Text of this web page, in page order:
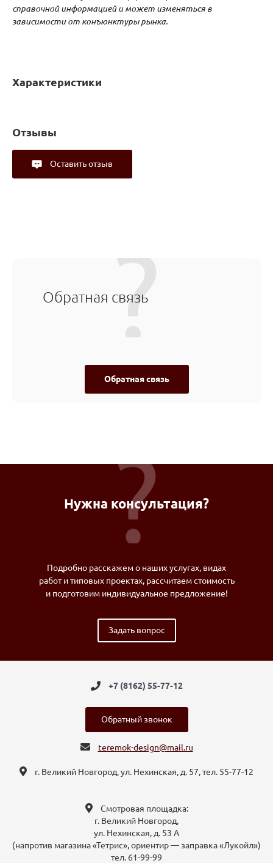
справочной информацией и может изменяться в
зависимости от конъюнктуры рынка.
Характеристики
Отзывы
Оставить отзыв
Обратная связь
Обратная связь
Нужна консультация?
Подробно расскажем о наших услугах, видах
работ и типовых проектах, рассчитаем стоимость
и подготовим индивидуальное предложение!
Задать вопрос
+7 (8162) 55-77-12
Обратный звонок
teremok-design@mail.ru
г. Великий Новгород, ул. Нехинская, д. 57, тел. 55-77-12
Смотровая площадка:
г. Великий Новгород,
ул. Нехинская, д. 53 А
(напротив магазина «Тетрис», ориентир — заправка «Лукойл»)
тел. 61-99-99